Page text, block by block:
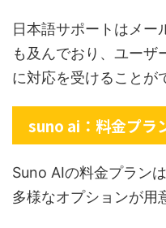
日本語サポートはメー
も及んでおり、ユーザ
に対応を受けることが
suno ai：料金プラ
Suno AIの料金プラン
多様なオプションが用